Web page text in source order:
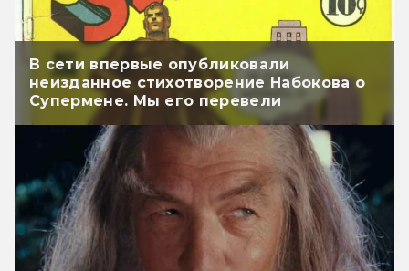
В сети впервые опубликовали
неизданное стихотворение Набокова о
Супермене. Мы его перевели